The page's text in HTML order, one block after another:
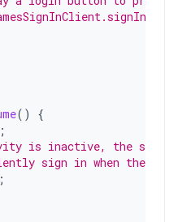
()
{
is inactive, the
sign in when the app